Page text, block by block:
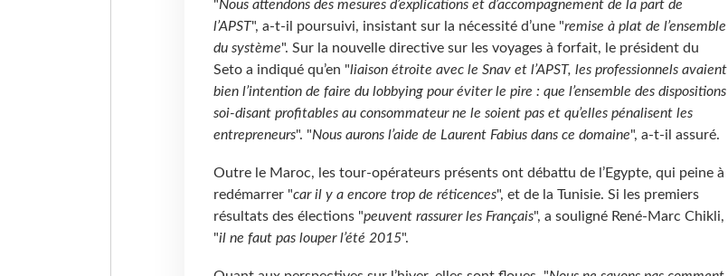
"Nous attendons des mesures d’explications et d’accompagnement de la part de
l’APST", a-t-il poursuivi, insistant sur la nécessité d’une "remise à plat de l’ensemble
du système". Sur la nouvelle directive sur les voyages à forfait, le président du
Seto a indiqué qu’en "liaison étroite avec le Snav et l’APST, les professionnels avaient
bien l’intention de faire du lobbying pour éviter le pire : que l’ensemble des dispositions
soi-disant profitables au consommateur ne le soient pas et qu’elles pénalisent les
entrepreneurs". "Nous aurons l’aide de Laurent Fabius dans ce domaine", a-t-il assuré.
Outre le Maroc, les tour-opérateurs présents ont débattu de l’Egypte, qui peine à
redémarrer "car il y a encore trop de réticences", et de la Tunisie. Si les premiers
résultats des élections "peuvent rassurer les Français", a souligné René-Marc Chikli,
"il ne faut pas louper l’été 2015".